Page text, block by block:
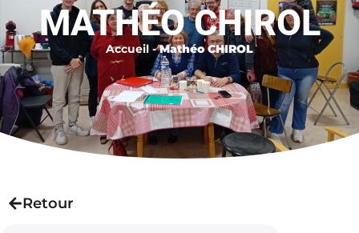
MATHÉO CHIROL
Accueil -Mathéo CHIROL
Retour